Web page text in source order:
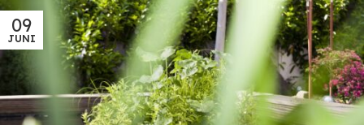
09
JUNI